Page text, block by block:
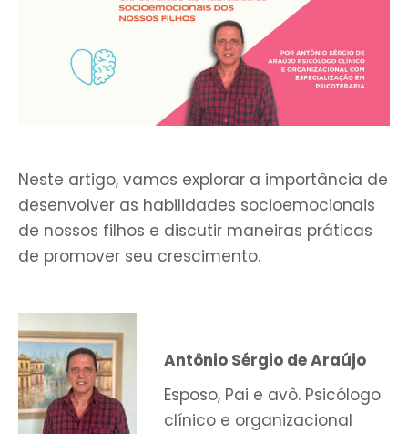
Neste artigo, vamos explorar a importância de
desenvolver as habilidades socioemocionais
de nossos filhos e discutir maneiras práticas
de promover seu crescimento.
Antônio Sérgio de Araújo
Esposo, Pai e avô. Psicólogo
clínico e organizacional